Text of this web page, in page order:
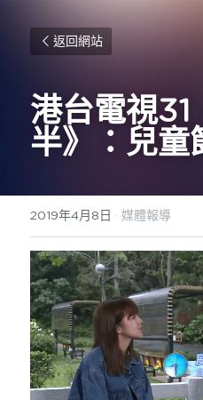
返回網站
港台電視31
半》： 兒童
2019年4月8日 · 媒體報導